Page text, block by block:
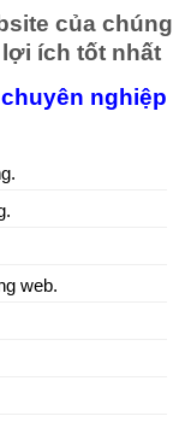
của chúng
ích tốt nhất
nghiệp
web.